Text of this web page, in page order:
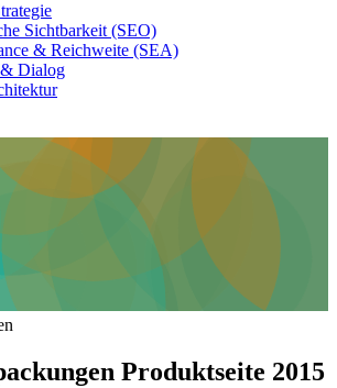
Sichtbarkeit (SEO)
& Reichweite (SEA)
Dialog
Produktseite 2015